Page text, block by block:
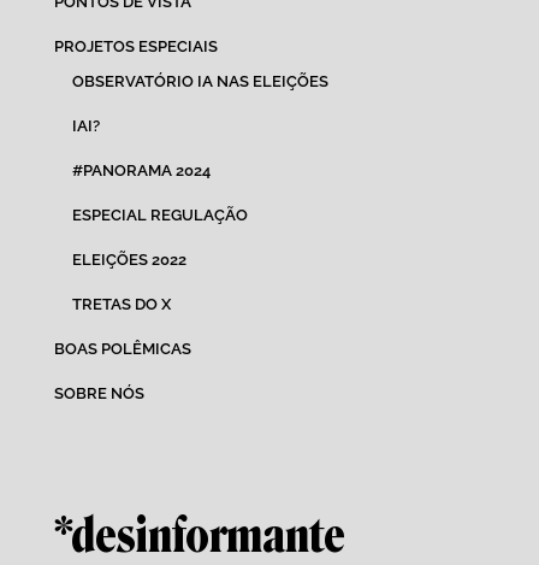
PROJETOS ESPECIAIS
OBSERVATÓRIO IA NAS ELEIÇÕES
IAI?
#PANORAMA 2024
ESPECIAL REGULAÇÃO
ELEIÇÕES 2022
TRETAS DO X
BOAS POLÊMICAS
SOBRE NÓS
*desinformante